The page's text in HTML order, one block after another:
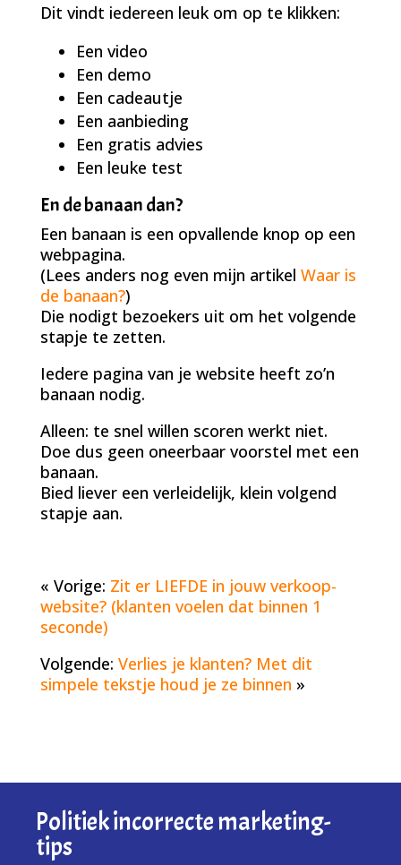
Dit vindt iedereen leuk om op te klikken:
Een video
Een demo
Een cadeautje
Een aanbieding
Een gratis advies
Een leuke test
En de banaan dan?
Een banaan is een opvallende knop op een
webpagina.
(Lees anders nog even mijn artikel Waar is
de banaan?)
Die nodigt bezoekers uit om het volgende
stapje te zetten.
Iedere pagina van je website heeft zo’n
banaan nodig.
Alleen: te snel willen scoren werkt niet.
Doe dus geen oneerbaar voorstel met een
banaan.
Bied liever een verleidelijk, klein volgend
stapje aan.
« Vorige: Zit er LIEFDE in jouw verkoop-
website? (klanten voelen dat binnen 1
seconde)
Volgende: Verlies je klanten? Met dit
simpele tekstje houd je ze binnen »
Politiek incorrecte marketing-
tips